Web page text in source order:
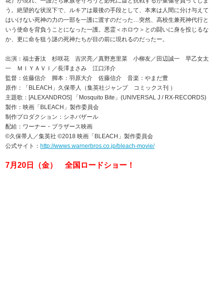
う。絶望的な状況下で、ルキアは最後の手段として、本来は人間に分け与えて
はいけない死神の力の一部を一護に渡すのだった…突然、高校生兼死神代行と
いう使命を背負うことになった一護。悪霊＜ホロウ＞との闘いに身を投じるな
か、更に命を狙う謎の死神たちが目の前に現れるのだったー。
出演：福士蒼汰 杉咲花 吉沢亮／真野恵里菜 小柳友／田辺誠一 早乙女太
一 ＭＩＹＡＶＩ／長澤まさみ 江口洋介
監督：佐藤信介 脚本：羽原大介 佐藤信介 音楽：やまだ豊
原作：「BLEACH」久保帯人（集英社ジャンプ コミックス刊 ）
主題歌：[ALEXANDROS] 「Mosquito Bite」(UNIVERSAL J / RX-RECORDS)
製作：映画「BLEACH」製作委員会
制作プロダクション：シネバザール
配給：ワーナー・ブラザース映画
©久保帯人／集英社 ©2018 映画「BLEACH」製作委員会
公式サイト： http://wwws.warnerbros.co.jp/bleach-movie/
7月20日（金） 全国ロードショー！